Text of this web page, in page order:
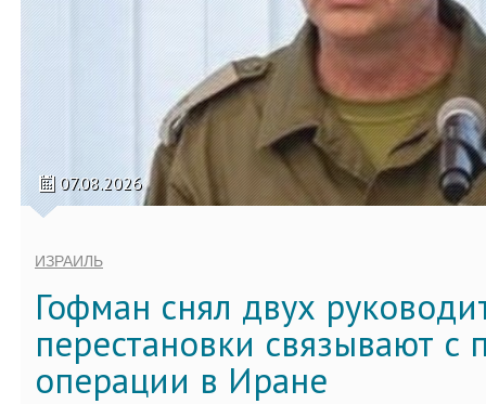
07.08.2026
ИЗРАИЛЬ
Гофман снял двух
перестановки связывают с
операции в Иране